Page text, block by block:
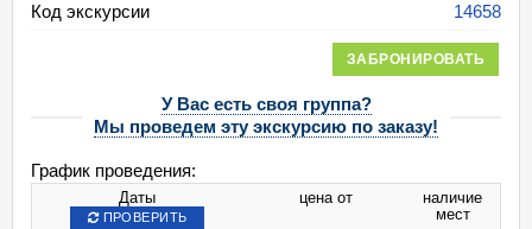
Код экскурсии
14658
ЗАБРОНИРОВАТЬ
У Вас есть своя группа?
Мы проведем эту экскурсию по заказу!
График проведения:
Даты
ПРОВЕРИТЬ
цена от
наличие
мест